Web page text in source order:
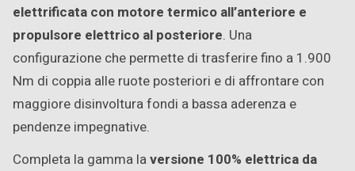
elettrificata con motore termico all’anteriore e
propulsore elettrico al posteriore. Una
configurazione che permette di trasferire fino a 1.900
Nm di coppia alle ruote posteriori e di affrontare con
maggiore disinvoltura fondi a bassa aderenza e
pendenze impegnative.
Completa la gamma laversione 100% elettrica da